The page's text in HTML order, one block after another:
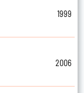
1999
2006